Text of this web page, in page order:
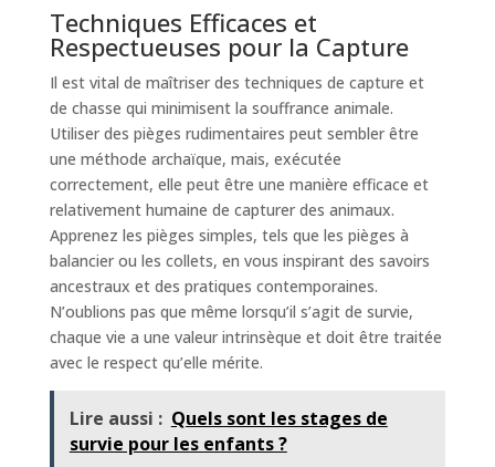
Techniques Efficaces et
Respectueuses pour la Capture
Il est vital de maîtriser des techniques de capture et
de chasse qui minimisent la souffrance animale.
Utiliser des pièges rudimentaires peut sembler être
une méthode archaïque, mais, exécutée
correctement, elle peut être une manière efficace et
relativement humaine de capturer des animaux.
Apprenez les pièges simples, tels que les pièges à
balancier ou les collets, en vous inspirant des savoirs
ancestraux et des pratiques contemporaines.
N’oublions pas que même lorsqu’il s’agit de survie,
chaque vie a une valeur intrinsèque et doit être traitée
avec le respect qu’elle mérite.
Lire aussi : Quels sont les stages de
survie pour les enfants ?